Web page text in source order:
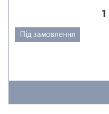
Під замовлення